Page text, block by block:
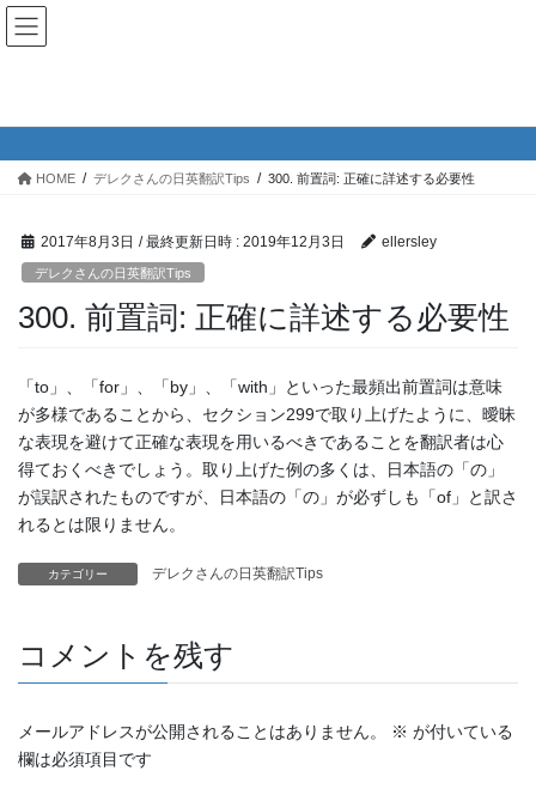
コ
ン
ス
ナ
ビ
ン
HOME デレクさんの日英翻訳Tips 300. 前置詞: 正確に詳述する必要性
2017年8月3日 / 最終更新日時 : 2019年12月3日 ellersley
デレクさんの日英翻訳Tips
300. 前置詞: 正確に詳述する必要性
「to」、「for」、「by」、「with」といった最頻出前置詞は意味
が多様であることから、セクション299で取り上げたように、曖昧
な表現を避けて正確な表現を用いるべきであることを翻訳者は心
得ておくべきでしょう。取り上げた例の多くは、日本語の「の」
が誤訳されたものですが、日本語の「の」が必ずしも「of」と訳さ
れるとは限りません。
カテゴリー デレクさんの日英翻訳Tips
コメントを残す
メールアドレスが公開されることはありません。 ※ が付いている
欄は必須項目です